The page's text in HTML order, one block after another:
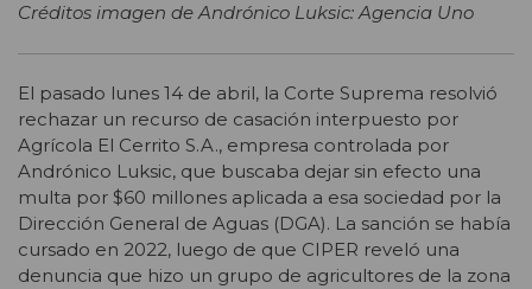
Créditos imagen de Andrónico Luksic: Agencia Uno
El pasado lunes 14 de abril, la Corte Suprema resolvió
rechazar un recurso de casación interpuesto por
Agrícola El Cerrito S.A., empresa controlada por
Andrónico Luksic, que buscaba dejar sin efecto una
multa por $60 millones aplicada a esa sociedad por la
Dirección General de Aguas (DGA). La sanción se había
cursado en 2022, luego de que CIPER reveló una
denuncia que hizo un grupo de agricultores de la zona